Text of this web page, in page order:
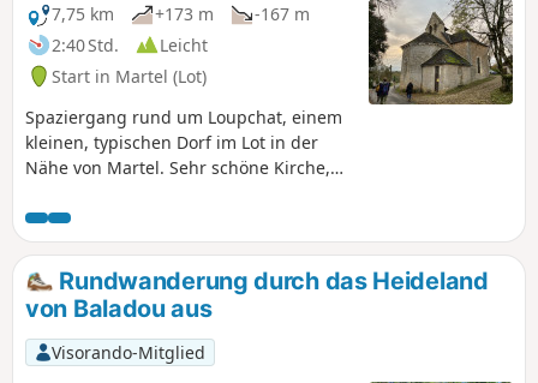
7,75 km
+173 m
-167 m
2:40 Std.
Leicht
Start in Martel (Lot)
Spaziergang rund um Loupchat, einem
kleinen, typischen Dorf im Lot in der
Nähe von Martel. Sehr schöne Kirche,
auch mit Kindern gut zu bewältigen, da
sie keinerlei Schwierigkeiten aufweist;
sie führt über Feldwege, durch das
Unterholz und ein wenig über kleine
Straßen. Sie endet auf einem sehr
hübschen kleinen Weg im Unterholz.
Rundwanderung durch das Heideland
von Baladou aus
Visorando-Mitglied